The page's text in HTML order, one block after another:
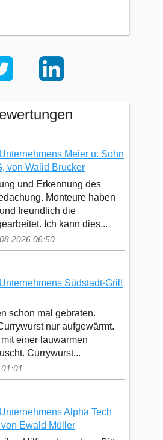
Meier u. Sohn
von Walid Brucker
und Erkennung des
Monteure haben
freundlich die
Ich kann dies...
06:50
Südstadt-Grill
schon mal gebraten.
nur aufgewärmt.
einer lauwarmen
Currywurst...
Alpha Tech
Ewald Müller